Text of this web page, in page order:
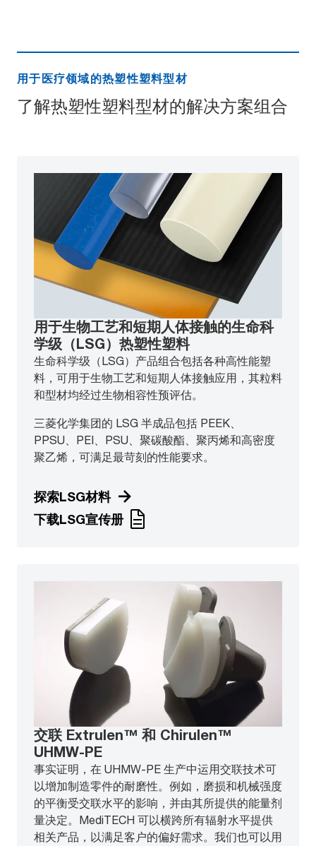
用于医疗领域的热塑性塑料型材
了解热塑性塑料型材的解决方案组合
用于生物工艺和短期人体接触的生命科
学级（LSG）热塑性塑料
生命科学级（LSG）产品组合包括各种高性能塑
料，可用于生物工艺和短期人体接触应用，其粒料
和型材均经过生物相容性预评估。
三菱化学集团的 LSG 半成品包括 PEEK、
PPSU、PEI、PSU、聚碳酸酯、聚丙烯和高密度
聚乙烯，可满足最苛刻的性能要求。
探索LSG材料
下载LSG宣传册
交联 Extrulen™ 和 Chirulen™
UHMW-PE
事实证明，在 UHMW-PE 生产中运用交联技术可
以增加制造零件的耐磨性。例如，磨损和机械强度
的平衡受交联水平的影响，并由其所提供的能量剂
量决定。MediTECH 可以横跨所有辐射水平提供
相关产品，以满足客户的偏好需求。我们也可以用